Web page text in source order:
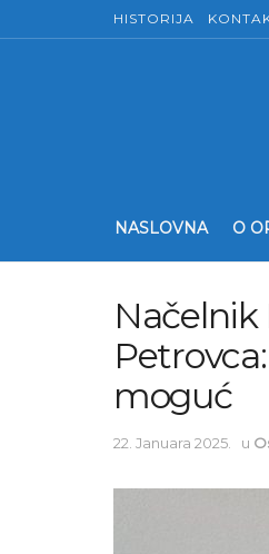
HISTORIJA
NASLOVNA O
Načelnik
moguć
22. Januara 2025. u